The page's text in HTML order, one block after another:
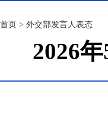
首页 > 外交部发言人表态
2026